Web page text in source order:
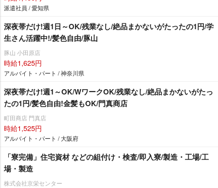
派遣社員 / 愛知県
深夜帯だけ!週1日～OK/残業なし/絶品まかないがたったの1円/学
生さん活躍中!/髪色自由/豚山
豚山 小田原店
時給1,625円
アルバイト・パート / 神奈川県
深夜帯だけ!週1～OK/WワークOK/残業なし/絶品まかないがたっ
たの1円/髪色自由!金髪もOK/門真商店
町田商店 門真店
時給1,525円
アルバイト・パート / 大阪府
「寮完備」住宅資材 などの組付け・検査/即入寮/製造・工場/工
場・製造
株式会社京栄センター